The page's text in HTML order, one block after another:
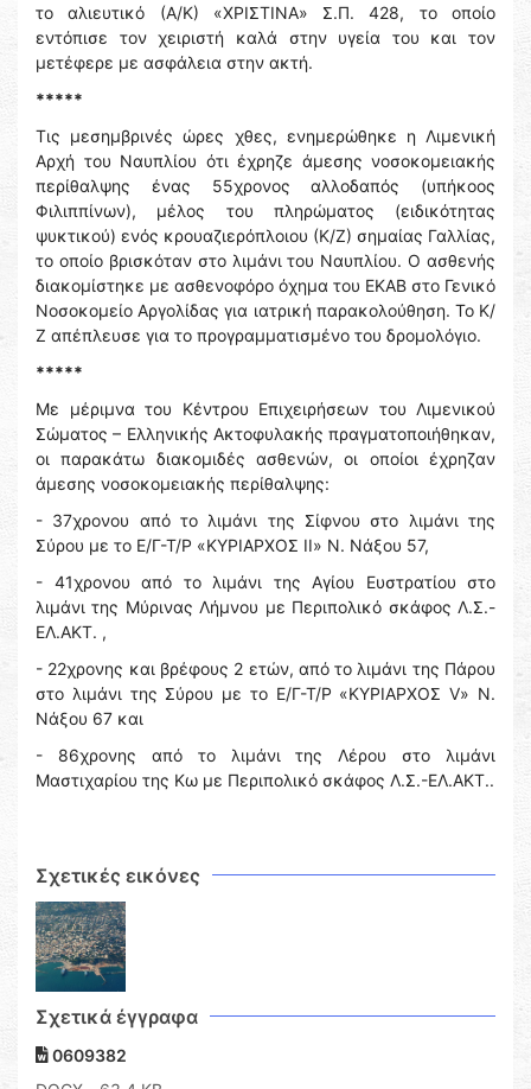
το αλιευτικό (Α/Κ) «ΧΡΙΣΤΙΝΑ» Σ.Π. 428, το οποίο
εντόπισε τον χειριστή καλά στην υγεία του και τον
μετέφερε με ασφάλεια στην ακτή.
*****
Τις μεσημβρινές ώρες χθες, ενημερώθηκε η Λιμενική
Αρχή του Ναυπλίου ότι έχρηζε άμεσης νοσοκομειακής
περίθαλψης ένας 55χρονος αλλοδαπός (υπήκοος
Φιλιππίνων), μέλος του πληρώματος (ειδικότητας
ψυκτικού) ενός κρουαζιερόπλοιου (Κ/Ζ) σημαίας Γαλλίας,
το οποίο βρισκόταν στο λιμάνι του Ναυπλίου. Ο ασθενής
διακομίστηκε με ασθενοφόρο όχημα του ΕΚΑΒ στο Γενικό
Νοσοκομείο Αργολίδας για ιατρική παρακολούθηση. Το Κ/
Ζ απέπλευσε για το προγραμματισμένο του δρομολόγιο.
*****
Με μέριμνα του Κέντρου Επιχειρήσεων του Λιμενικού
Σώματος – Ελληνικής Ακτοφυλακής πραγματοποιήθηκαν,
οι παρακάτω διακομιδές ασθενών, οι οποίοι έχρηζαν
άμεσης νοσοκομειακής περίθαλψης:
- 37χρονου από το λιμάνι της Σίφνου στο λιμάνι της
Σύρου με το Ε/Γ-Τ/Ρ «ΚΥΡΙΑΡΧΟΣ ΙΙ» Ν. Νάξου 57,
- 41χρονου από το λιμάνι της Αγίου Ευστρατίου στο
λιμάνι της Μύρινας Λήμνου με Περιπολικό σκάφος Λ.Σ.-
ΕΛ.ΑΚΤ. ,
- 22χρονης και βρέφους 2 ετών, από το λιμάνι της Πάρου
στο λιμάνι της Σύρου με το Ε/Γ-Τ/Ρ «ΚΥΡΙΑΡΧΟΣ V» Ν.
Νάξου 67 και
- 86χρονης από το λιμάνι της Λέρου στο λιμάνι
Μαστιχαρίου της Κω με Περιπολικό σκάφος Λ.Σ.-ΕΛ.ΑΚΤ..
Σχετικές εικόνες
Σχετικά έγγραφα
0609382